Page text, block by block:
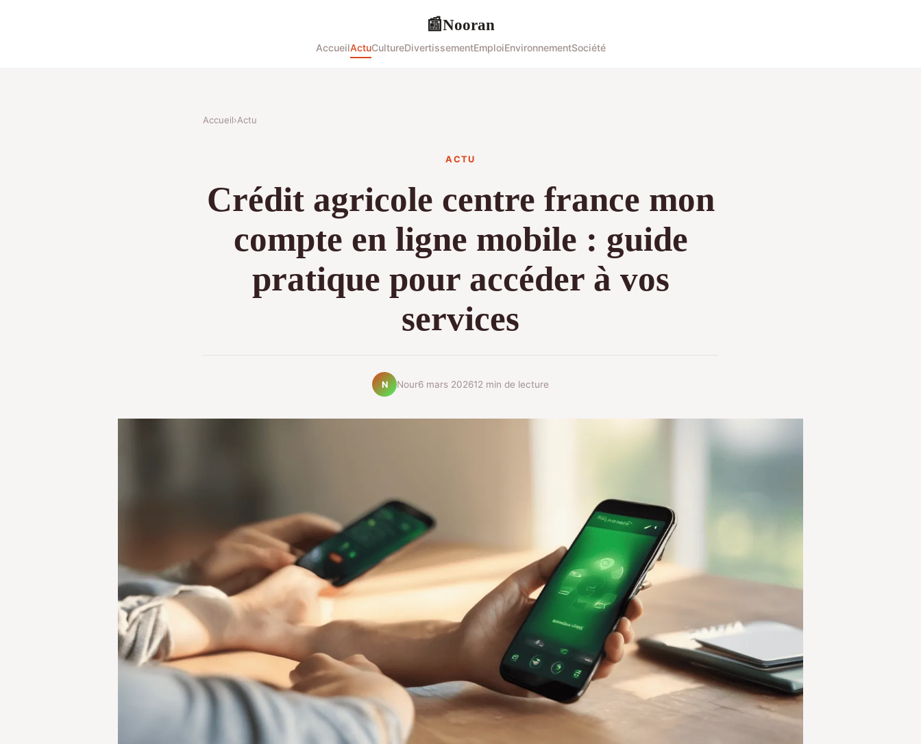
📰Nooran
AccueilActuCultureDivertissementEmploiEnvironnementSociété
Accueil›Actu
ACTU
Crédit agricole centre france mon
compte en ligne mobile : guide
pratique pour accéder à vos
services
N Nour6 mars 202612 min de lecture